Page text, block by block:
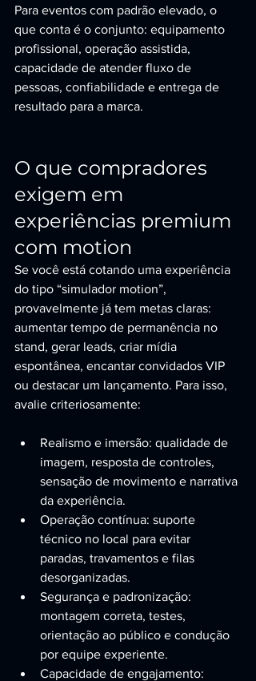
Para eventos com padrão elevado, o
que conta é o conjunto: equipamento
profissional, operação assistida,
capacidade de atender fluxo de
pessoas, confiabilidade e entrega de
resultado para a marca.
O que compradores
exigem em
experiências premium
com motion
Se você está cotando uma experiência
do tipo “simulador motion”,
provavelmente já tem metas claras:
aumentar tempo de permanência no
stand, gerar leads, criar mídia
espontânea, encantar convidados VIP
ou destacar um lançamento. Para isso,
avalie criteriosamente:
Realismo e imersão: qualidade de
imagem, resposta de controles,
sensação de movimento e narrativa
da experiência.
Operação contínua: suporte
técnico no local para evitar
paradas, travamentos e filas
desorganizadas.
Segurança e padronização:
montagem correta, testes,
orientação ao público e condução
por equipe experiente.
Capacidade de engajamento: